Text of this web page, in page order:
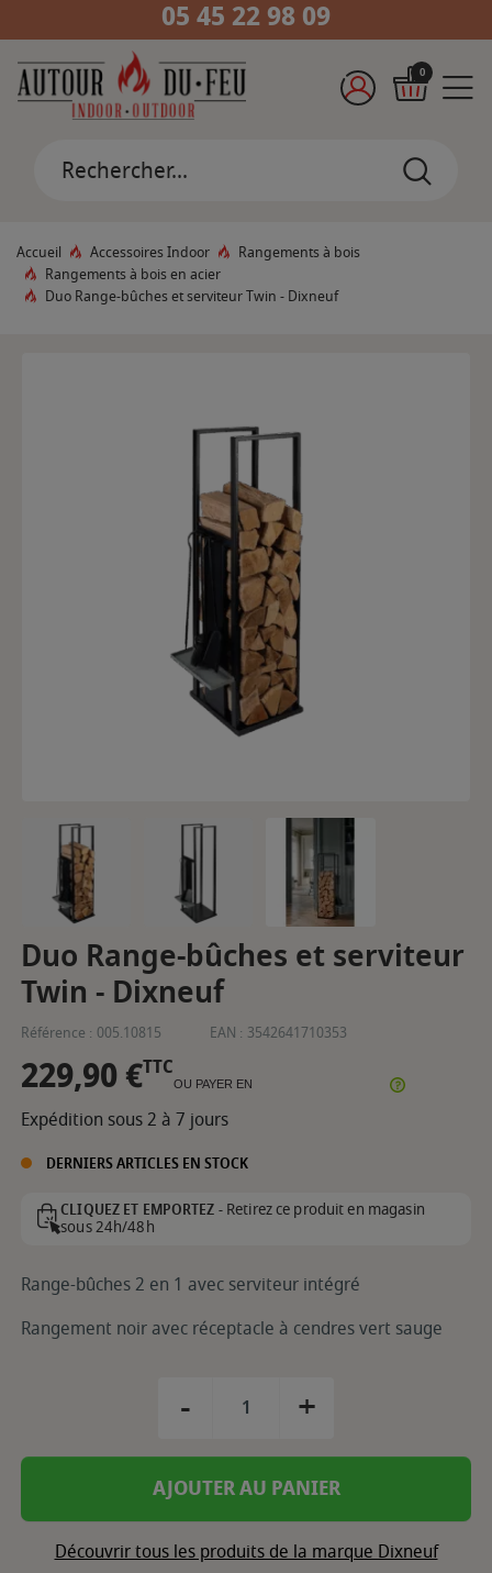
05 45 22 98 09
0
Accueil Accessoires Indoor
Rangements à bois
Rangements à bois en acier
Duo Range-bûches et serviteur Twin - Dixneuf
Duo Range-bûches et serviteur
Twin - Dixneuf
Référence : 005.10815 EAN : 3542641710353
229,90 €TTC
OU PAYER EN
Expédition sous 2 à 7 jours
DERNIERS ARTICLES EN STOCK
CLIQUEZ ET EMPORTEZ -Retirez ce produit en magasin
sous 24h/48h
Range-bûches 2 en 1 avec serviteur intégré
Rangement noir avec réceptacle à cendres vert sauge
- +
AJOUTER AU PANIER
Découvrir tous les produits de la marque Dixneuf